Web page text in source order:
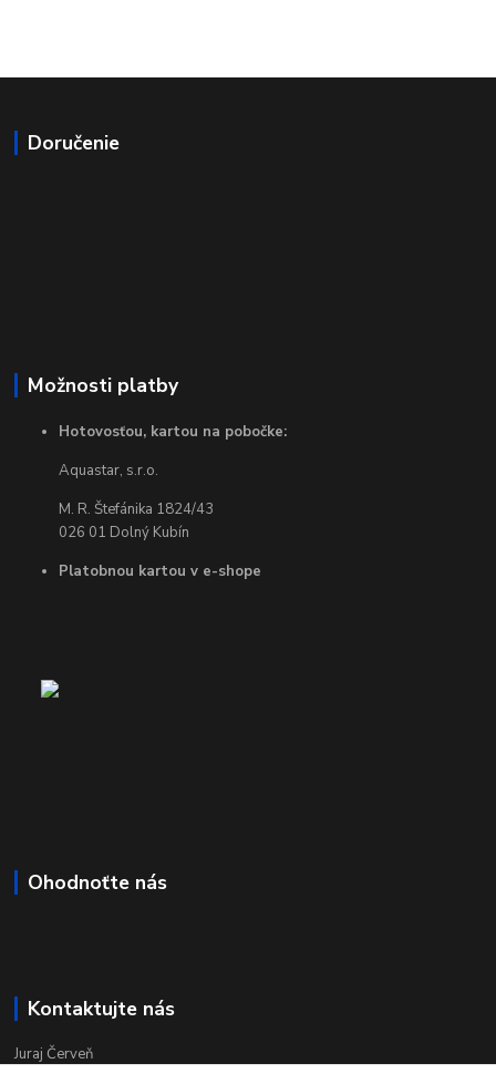
Doručenie
Možnosti platby
Hotovosťou, kartou na pobočke:
Aquastar, s.r.o.
M. R. Štefánika 1824/43
026 01 Dolný Kubín
Platobnou kartou v e-shope
Ohodnoťte nás
Kontaktujte nás
Juraj Červeň